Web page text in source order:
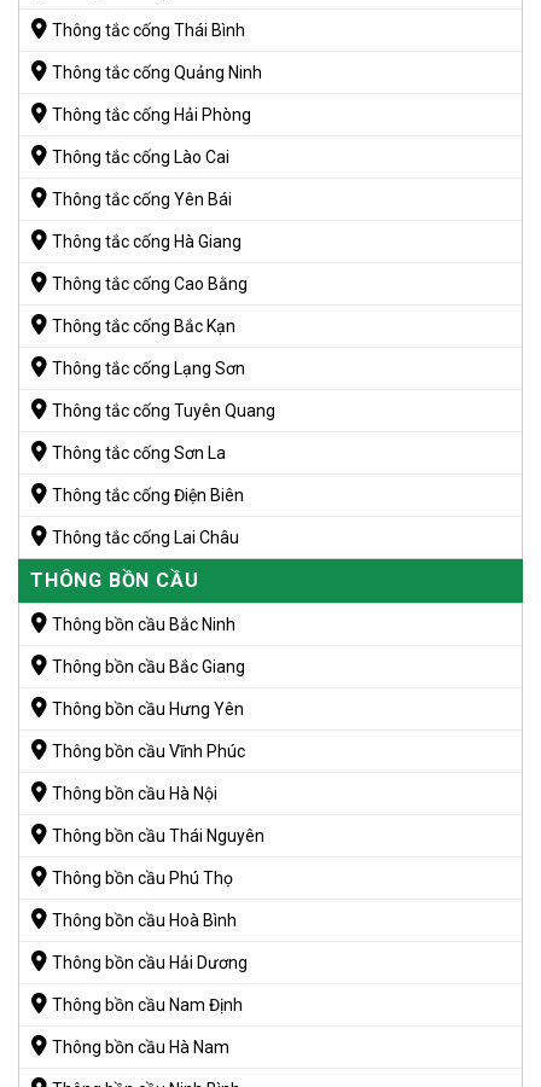
Thông tắc cống Thái Bình
Thông tắc cống Quảng Ninh
Thông tắc cống Hải Phòng
Thông tắc cống Lào Cai
Thông tắc cống Yên Bái
Thông tắc cống Hà Giang
Thông tắc cống Cao Bằng
Thông tắc cống Bắc Kạn
Thông tắc cống Lạng Sơn
Thông tắc cống Tuyên Quang
Thông tắc cống Sơn La
Thông tắc cống Điện Biên
Thông tắc cống Lai Châu
THÔNG BỒN CẦU
Thông bồn cầu Bắc Ninh
Thông bồn cầu Bắc Giang
Thông bồn cầu Hưng Yên
Thông bồn cầu Vĩnh Phúc
Thông bồn cầu Hà Nội
Thông bồn cầu Thái Nguyên
Thông bồn cầu Phú Thọ
Thông bồn cầu Hoà Bình
Thông bồn cầu Hải Dương
Thông bồn cầu Nam Định
Thông bồn cầu Hà Nam